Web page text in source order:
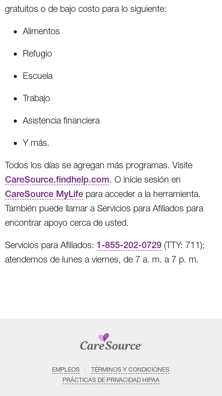
gratuitos o de bajo costo para lo siguiente:
Alimentos
Refugio
Escuela
Trabajo
Asistencia financiera
Y más.
Todos los días se agregan más programas. Visite
CareSource.findhelp.com. O inicie sesión en
CareSource MyLife para acceder a la herramienta.
También puede llamar a Servicios para Afiliados para
encontrar apoyo cerca de usted.
Servicios para Afiliados: 1-855-202-0729 (TTY: 711);
atendemos de lunes a viernes, de 7 a. m. a 7 p. m.
EMPLEOS
TÉRMINOS Y CONDICIONES
PRÁCTICAS DE PRIVACIDAD HIPAA